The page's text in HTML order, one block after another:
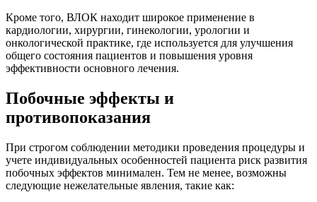
Кроме того, ВЛОК находит широкое применение в
кардиологии, хирургии, гинекологии, урологии и
онкологической практике, где используется для улучшения
общего состояния пациентов и повышения уровня
эффективности основного лечения.
Побочные эффекты и
противопоказания
При строгом соблюдении методики проведения процедуры и
учете индивидуальных особенностей пациента риск развития
побочных эффектов минимален. Тем не менее, возможны
следующие нежелательные явления, такие как: